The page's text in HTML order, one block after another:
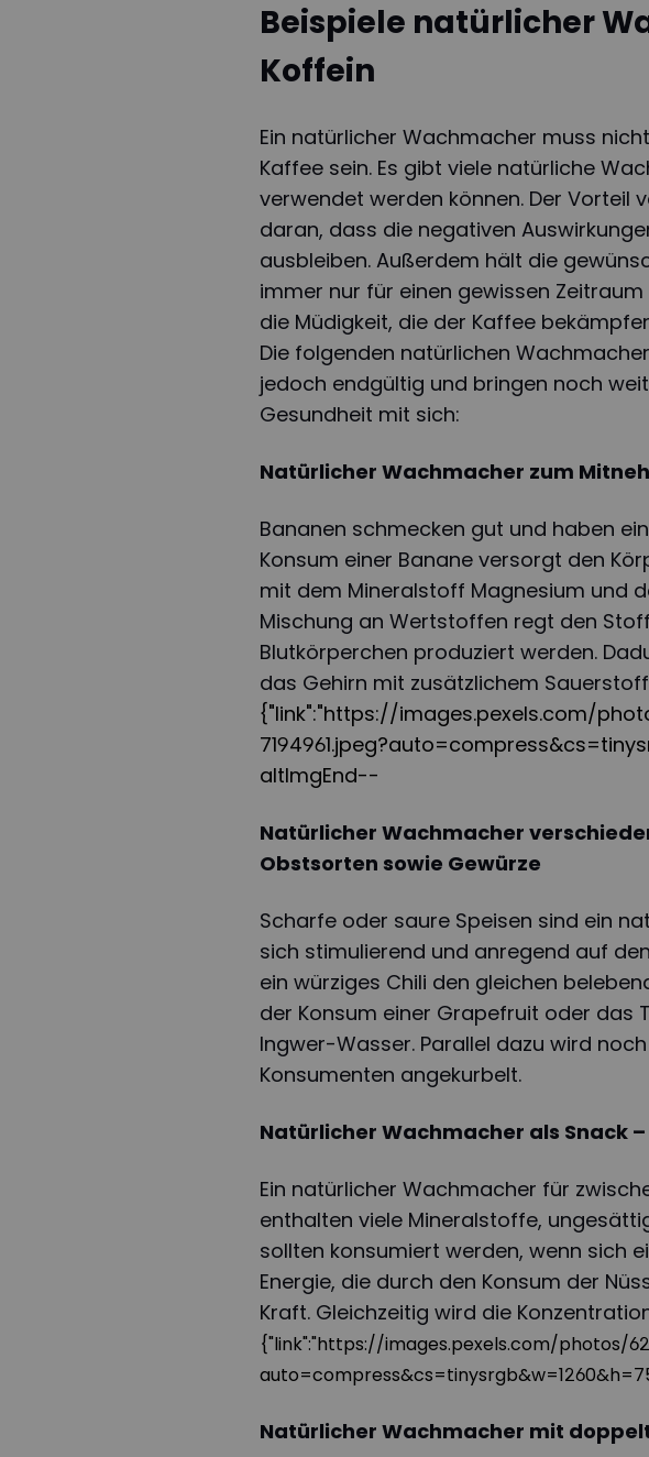
Beispiele natürlicher
Koffein
Ein natürlicher Wachmacher muss
Kaffee sein. Es gibt viele natürliche
verwendet werden können. Der Vorteil
daran, dass die negativen
ausbleiben. Außerdem hält die
immer nur für einen gewissen
die Müdigkeit, die der Kaffee
Die folgenden natürlichen
jedoch endgültig und bringen noch
Gesundheit mit sich:
Natürlicher Wachmacher zum
Bananen schmecken gut und haben
Konsum einer Banane versorgt den
mit dem Mineralstoff Magnesium und
Mischung an Wertstoffen regt den
Blutkörperchen produziert werden.
das Gehirn mit zusätzlichem
{"link":"https://images.pexels.com/
altImgEnd--
Natürlicher Wachmacher
Obstsorten sowie Gewürze
Scharfe oder saure Speisen sind ein
sich stimulierend und anregend auf
ein würziges Chili den gleichen
der Konsum einer Grapefruit oder das
Ingwer-Wasser. Parallel dazu wird
Konsumenten angekurbelt.
Natürlicher Wachmacher als Snack –
Ein natürlicher Wachmacher für
enthalten viele Mineralstoffe,
sollten konsumiert werden, wenn sich
Energie, die durch den Konsum der
Kraft. Gleichzeitig wird die
{"link":"https://images.pexels.com/photos/
Natürlicher Wachmacher mit